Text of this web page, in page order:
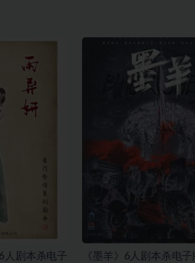
人剧本杀电子
《墨羊》6人剧本杀电